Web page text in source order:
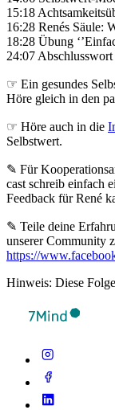
15:18
16:28 Renés Säule:
18:28 Übung
24:07
☞ Ein gesundes
Höre gleich in den
☞ Höre auch in die
Selbstwert.
✎ Für
cast schreib ein­fach
Feedback für René
✎ Teile deine
unserer Community
https://
Hinweis: Diese